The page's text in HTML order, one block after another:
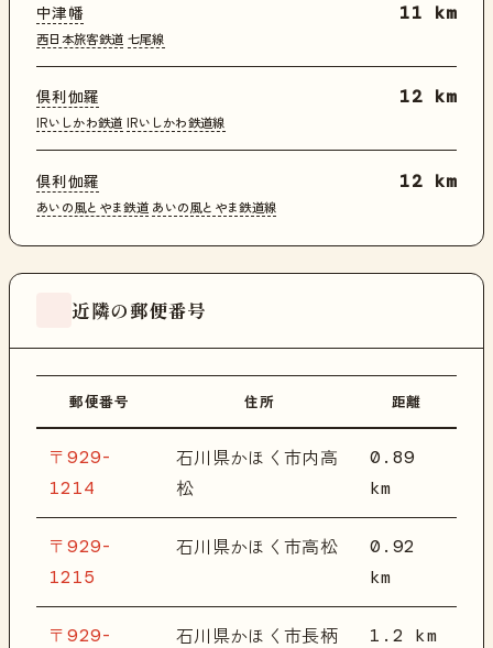
中津幡
西日本旅客鉄道 七尾線
11 km
倶利伽羅
IRいしかわ鉄道 IRいしかわ鉄道線
12 km
倶利伽羅
あいの風とやま鉄道 あいの風とやま鉄道線
12 km
近隣の郵便番号
郵便番号 住所 距離
〒929-
1214
石川県かほく市内高
松
0.89
km
〒929-
1215
石川県かほく市高松
0.92
km
〒929- 石川県かほく市長柄 1.2 km